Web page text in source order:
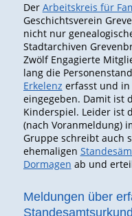
Der Arbeitskreis für
Geschichtsverein
nicht nur
Stadtarchiven
Zwölf Engagierte
lang die
Erkelenz erfasst und in
eingegeben. Damit ist
Kinderspiel. Leider ist
(nach Voranmeldung)
Gruppe schreibt auch
ehemaligen
Dormagen ab und
Meldungen über